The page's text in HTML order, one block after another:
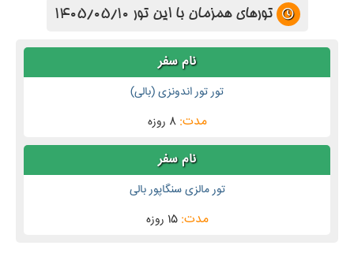
تورهای همزمان با این تور 1405/05/10
تور تور اندونزی (بالی)
8 روزه
تور مالزی سنگاپور بالی
15 روزه